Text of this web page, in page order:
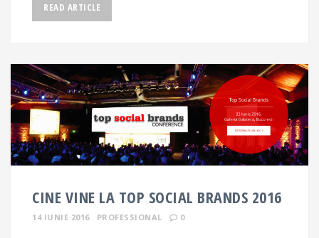
READ ARTICLE
CINE VINE LA TOP SOCIAL BRANDS 2016
14 IUNIE 2016 PROFESSIONAL 0